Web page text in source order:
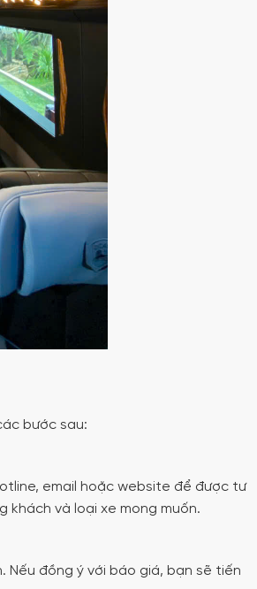
bước sau:
email hoặc website để được tư
khách và loại xe mong muốn.
Nếu đồng ý với báo giá, bạn sẽ tiến